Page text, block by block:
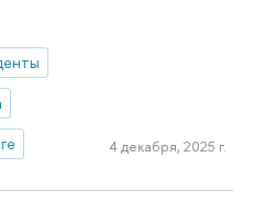
4 декабря, 2025 г.